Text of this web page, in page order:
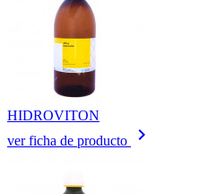
HIDROVITON
ver ficha de producto
keyboard_arrow_right